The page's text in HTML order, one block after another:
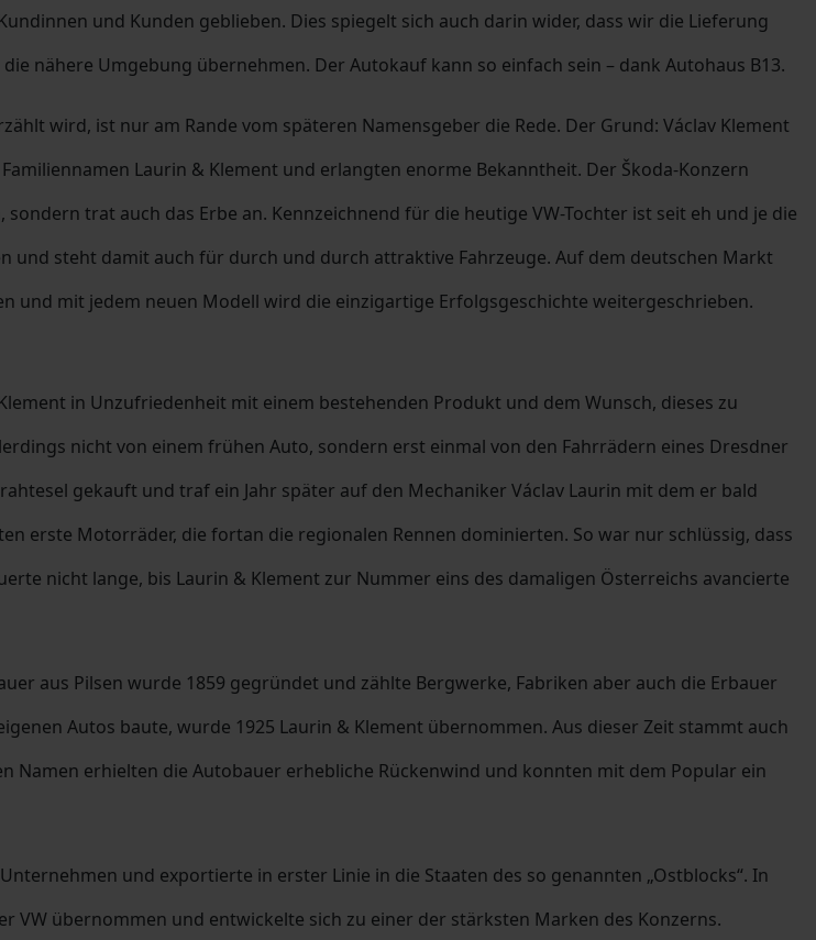
und Kunden geblieben. Dies spiegelt sich auch darin wider, dass wir die Lieferung
nähere Umgebung übernehmen. Der Autokauf kann so einfach sein – dank Autohaus B13.
wird, ist nur am Rande vom späteren Namensgeber die Rede. Der Grund: Václav Klement
Laurin & Klement und erlangten enorme Bekanntheit. Der Škoda-Konzern
trat auch das Erbe an. Kennzeichnend für die heutige VW-Tochter ist seit eh und je die
steht damit auch für durch und durch attraktive Fahrzeuge. Auf dem deutschen Markt
und mit jedem neuen Modell wird die einzigartige Erfolgsgeschichte weitergeschrieben.
in Unzufriedenheit mit einem bestehenden Produkt und dem Wunsch, dieses zu
nicht von einem frühen Auto, sondern erst einmal von den Fahrrädern eines Dresdner
gekauft und traf ein Jahr später auf den Mechaniker Václav Laurin mit dem er bald
erste Motorräder, die fortan die regionalen Rennen dominierten. So war nur schlüssig, dass
nicht lange, bis Laurin & Klement zur Nummer eins des damaligen Österreichs avancierte
aus Pilsen wurde 1859 gegründet und zählte Bergwerke, Fabriken aber auch die Erbauer
Autos baute, wurde 1925 Laurin & Klement übernommen. Aus dieser Zeit stammt auch
erhielten die Autobauer erhebliche Rückenwind und konnten mit dem Popular ein
und exportierte in erster Linie in die Staaten des so genannten „Ostblocks“. In
übernommen und entwickelte sich zu einer der stärksten Marken des Konzerns.